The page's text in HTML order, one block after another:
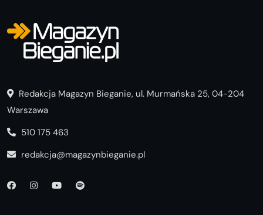
Redakcja Magazyn Bieganie, ul. Murmańska 25, 04-204
Warszawa
510 175 463
redakcja@magazynbieganie.pl